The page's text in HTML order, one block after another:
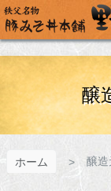
メ
イ
ン
コ
醸
ホーム 醸